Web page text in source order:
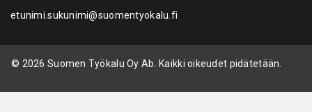
etunimi.sukunimi@suomentyokalu.fi
© 2026 Suomen Työkalu Oy Ab. Kaikki oikeudet pidätetään.